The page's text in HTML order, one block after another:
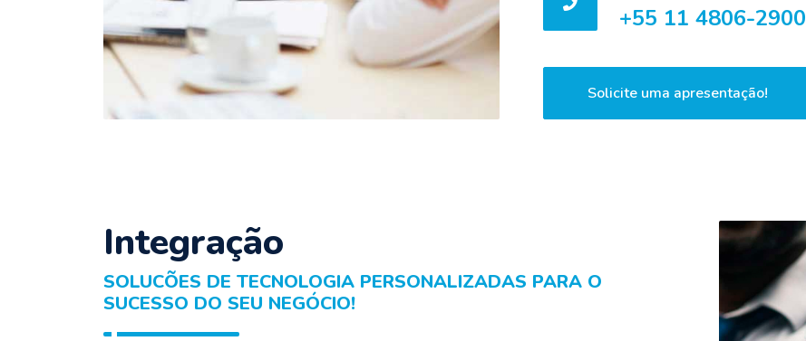
+55 11 4806-2900
Solicite uma apresentação!
Integração
SOLUCÕES DE TECNOLOGIA PERSONALIZADAS PARA O
SUCESSO DO SEU NEGÓCIO!